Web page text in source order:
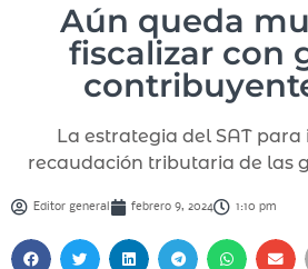
Aún queda
fiscalizar con
La estrategia del SAT
recaudación tributaria de las
Editor general febrero 9, 2024 1:10 pm